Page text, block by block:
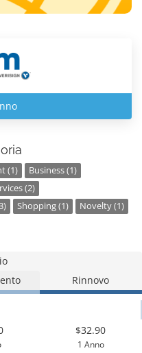
(1)
Business (1)
(2)
Shopping (1)
Novelty (1)
Rinnovo
$32.90
1 Anno